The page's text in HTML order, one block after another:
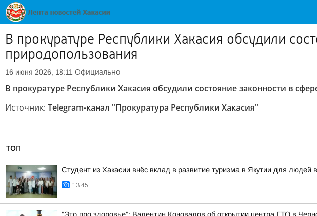
В прокуратуре Республики Хакасия обсудили
природопользования
16 июня 2026, 18:11 Официально
В прокуратуре Республики Хакасия обсудили состояние законности в
Источник: Telegram-канал "Прокуратура Республики Хакасия"
ТОП
Студент из Хакасии внёс вклад в развитие туризма в Якутии для людей
13:45